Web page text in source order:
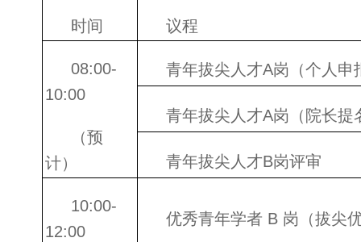
时间 议程
08:00-
10:00
（预
计）
青年拔尖人才A岗（个人申
青年拔尖人才A岗（院长提
青年拔尖人才B岗评审
10:00-
12:00
优秀青年学者 B 岗（拔尖